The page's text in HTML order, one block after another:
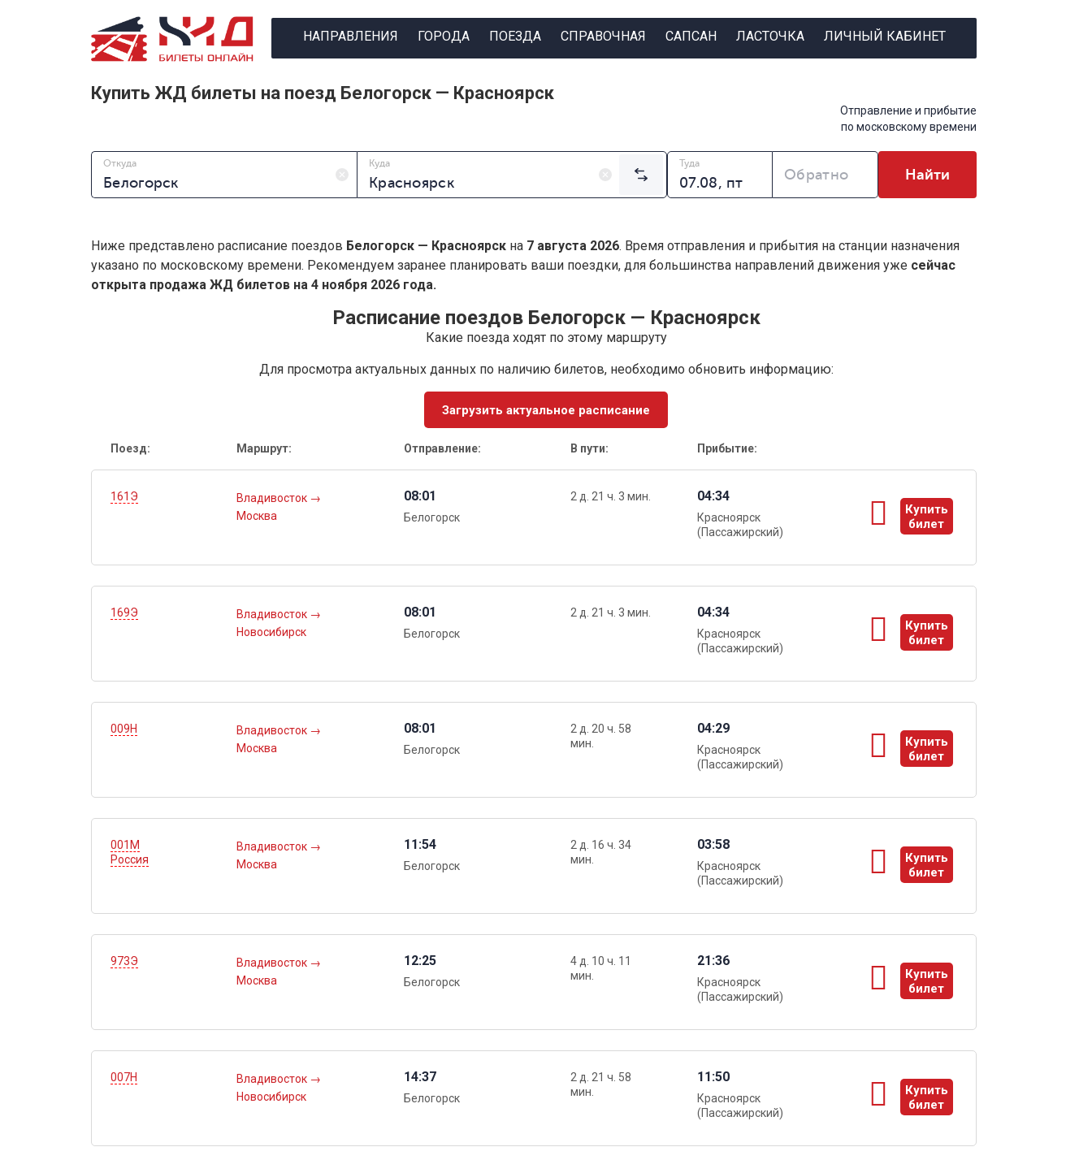
НАПРАВЛЕНИЯ ГОРОДА ПОЕЗДА СПРАВОЧНАЯ САПСАН ЛАСТОЧКА ЛИЧНЫЙ КАБИНЕТ
Купить ЖД билеты на поезд Белогорск — Красноярск
Отправление и прибытие
по московскому времени
Откуда Куда Туда
Обратно Найти
Ниже представлено расписание поездов Белогорск — Красноярск на 7 августа 2026. Время отправления и прибытия на станции назначения
указано по московскому времени. Рекомендуем заранее планировать ваши поездки, для большинства направлений движения уже сейчас
открыта продажа ЖД билетов на 4 ноября 2026 года.
Расписание поездов Белогорск — Красноярск
Какие поезда ходят по этому маршруту
Для просмотра актуальных данных по наличию билетов, необходимо обновить информацию:
Загрузить актуальное расписание
Поезд: Маршрут: Отправление: В пути: Прибытие:
161Э Владивосток →
Москва
08:01
Белогорск
2 д. 21 ч. 3 мин. 04:34
Красноярск
(Пассажирский)
Купить
билет
ы
169Э Владивосток →
Новосибирск
08:01
Белогорск
2 д. 21 ч. 3 мин. 04:34
Красноярск
(Пассажирский)
Купить
билет
ы
009Н Владивосток →
Москва
08:01
Белогорск
2 д. 20 ч. 58
мин.
04:29
Красноярск
(Пассажирский)
Купить
билет
ы
001М
Россия
Владивосток →
Москва
11:54
Белогорск
2 д. 16 ч. 34
мин.
03:58
Красноярск
(Пассажирский)
Купить
билет
ы
973Э Владивосток →
Москва
12:25
Белогорск
4 д. 10 ч. 11
мин.
21:36
Красноярск
(Пассажирский)
Купить
билет
ы
007Н Владивосток →
Новосибирск
14:37
Белогорск
2 д. 21 ч. 58
мин.
11:50
Красноярск
(Пассажирский)
Купить
билет
ы